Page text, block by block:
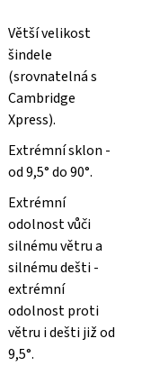
Větší velikost
šindele
(srovnatelná s
Cambridge
Xpress).
Extrémní sklon -
od 9,5° do 90°.
Extrémní
odolnost vůči
silnému větru a
silnému dešti -
extrémní
odolnost proti
větru i dešti již od
9,5°.